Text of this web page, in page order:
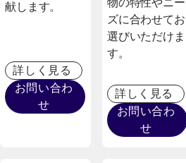
献します。
詳しく見る
お問い合わ
せ
物の特性やニー
ズに合わせてお
選びいただけま
す。
詳しく見る
お問い合わ
せ